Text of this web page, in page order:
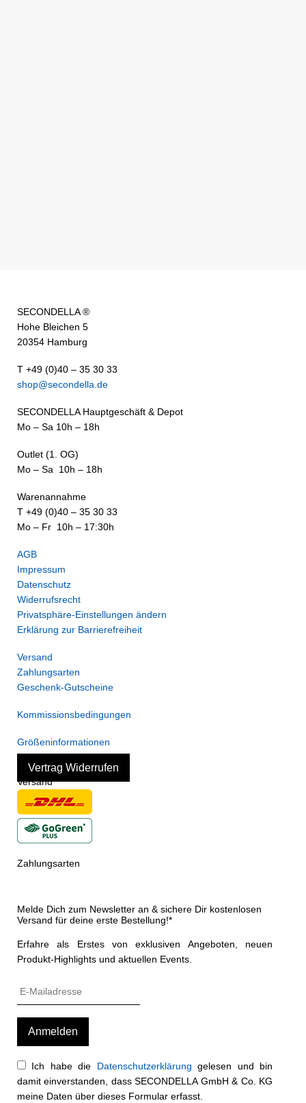
SECONDELLA ®
Hohe Bleichen 5
20354 Hamburg
T +49 (0)40 – 35 30 33
shop@secondella.de
SECONDELLA Hauptgeschäft & Depot
Mo – Sa 10h – 18h
Outlet (1. OG)
Mo – Sa 10h – 18h
Warenannahme
T +49 (0)40 – 35 30 33
Mo – Fr 10h – 17:30h
AGB
Impressum
Datenschutz
Widerrufsrecht
Privatsphäre-Einstellungen ändern
Erklärung zur Barrierefreiheit
Versand
Zahlungsarten
Geschenk-Gutscheine
Kommissionsbedingungen
Größeninformationen
Vertrag Widerrufen
Versand
Zahlungsarten
Melde Dich zum Newsletter an & sichere Dir kostenlosen
Versand für deine erste Bestellung!*
Erfahre als Erstes von exklusiven Angeboten, neuen
Produkt-Highlights und aktuellen Events.
Ich habe die Datenschutzerklärung gelesen und bin
damit einverstanden, dass SECONDELLA GmbH & Co. KG
meine Daten über dieses Formular erfasst.